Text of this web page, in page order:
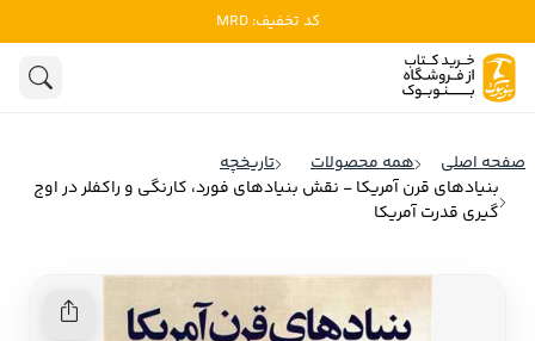
کد تخفیف: MRD
ادبیات
روانشناسی
ادبیات آمریکا
ادبیات ایتالیا
صفحه اصلی همه محصولات
تاریخچه
بنیادهای قرن آمریکا - نقش بنیادهای فورد، کارنگی و راکفلر در اوج
گیری قدرت آمریکا